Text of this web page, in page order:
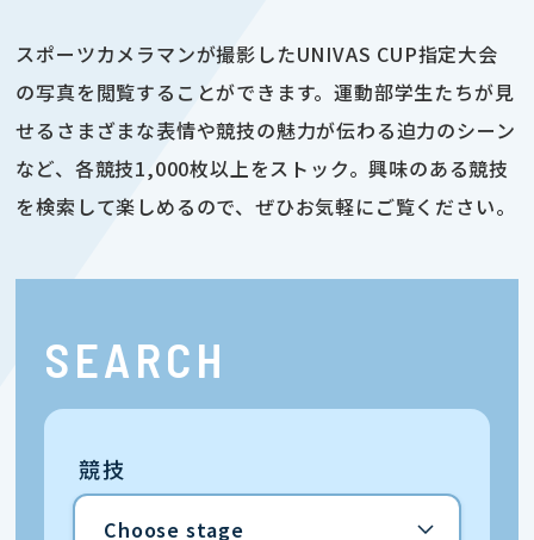
スポーツカメラマンが撮影したUNIVAS CUP指定大会
の写真を閲覧することができます。運動部学生たちが見
せるさまざまな表情や競技の魅力が伝わる迫力のシーン
など、各競技1,000枚以上をストック。興味のある競技
を検索して楽しめるので、ぜひお気軽にご覧ください。
SEARCH
競技